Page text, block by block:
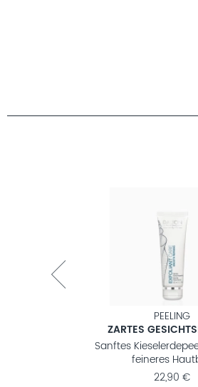
PEELING
ZARTES
Sanftes
feineres
22,90 €